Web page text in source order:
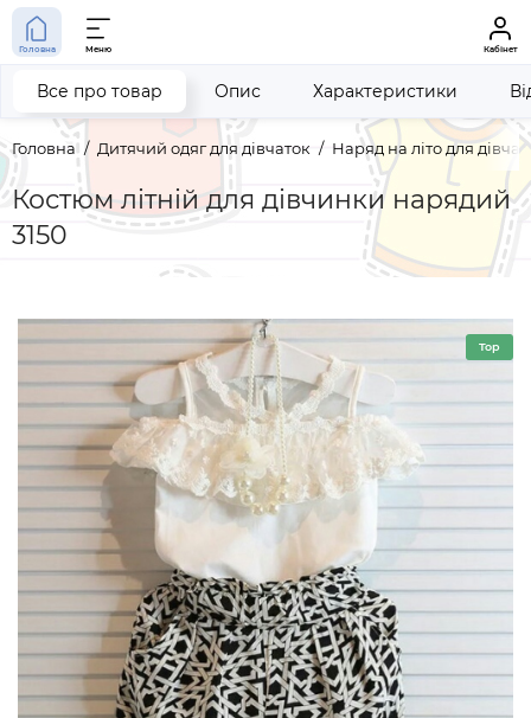
Головна Меню Кабінет
Головна Дитячий одяг для дівчаток Наряд на літо для
Костюм літній для дівчинки нарядий
3150
Все про товар Опис Характеристики
Top